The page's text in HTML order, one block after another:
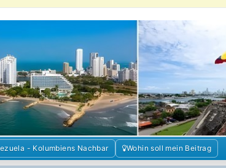
- Kolumbiens Nachbar Wohin soll mein Beitrag